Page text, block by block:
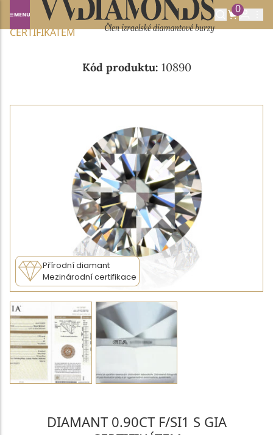
0
Domů NABÍDKA DIAMANTŮ
0.90CT F/SI1 S GIA
CERTIFIKÁTEM
Kód produktu: 10890
Přírodní diamant
Mezinárodní certifikace
DIAMANT 0.90CT F/SI1 S GIA